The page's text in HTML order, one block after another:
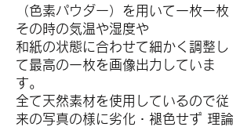
（色素パウダー）を用いて一枚一枚
その時の気温や湿度や
和紙の状態に合わせて細かく調整し
て最高の一枚を画像出力していま
す。
全て天然素材を使用しているので従
来の写真の様に劣化・褪色せず 理論